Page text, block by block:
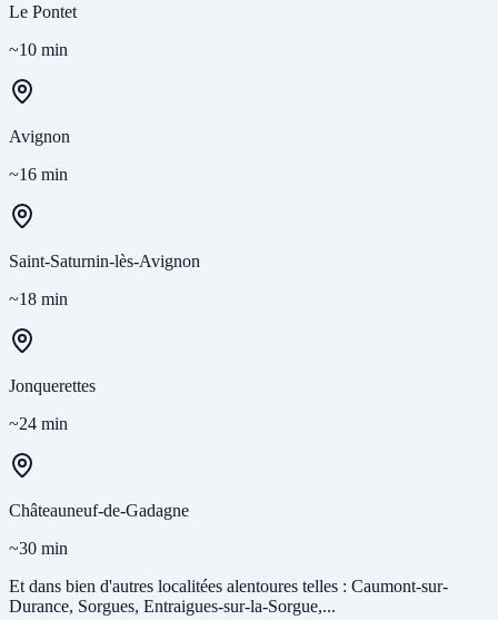
Le Pontet
~10 min
Avignon
~16 min
Saint-Saturnin-lès-Avignon
~18 min
Jonquerettes
~24 min
Châteauneuf-de-Gadagne
~30 min
Et dans bien d'autres localitées alentoures telles : Caumont-sur-
Durance, Sorgues, Entraigues-sur-la-Sorgue,...